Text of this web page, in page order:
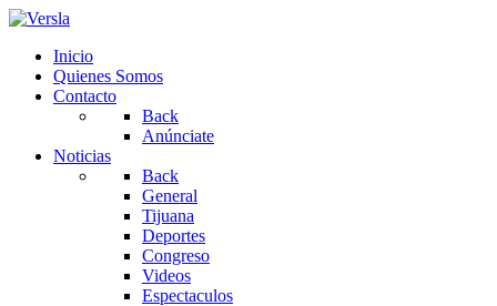
Inicio
Quienes Somos
Contacto
Back
Anúnciate
Noticias
Back
General
Tijuana
Deportes
Congreso
Videos
Espectaculos